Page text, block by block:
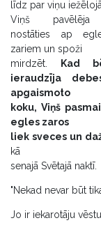
līdz par viņu
Viņš pavēlēja
nostāties ap
zariem un spoži
mirdzēt.
Kad
ieraudzīja
apgaismoto
koku, Viņš
egles zaros
liek sveces un
kā
senajā Svētajā naktī.
"Nekad nevar būt
Jo ir iekarotāju